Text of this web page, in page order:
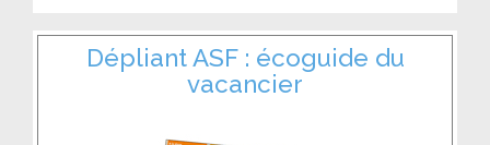
Dépliant ASF : écoguide du
vacancier